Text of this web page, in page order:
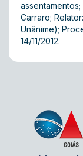
Carraro;
Unânime);
14/11/2012.